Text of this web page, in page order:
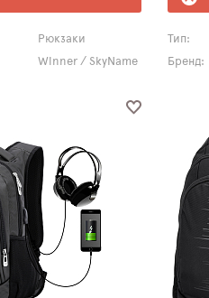
Рюкзаки
Winner / SkyName
Тип:
Бренд: